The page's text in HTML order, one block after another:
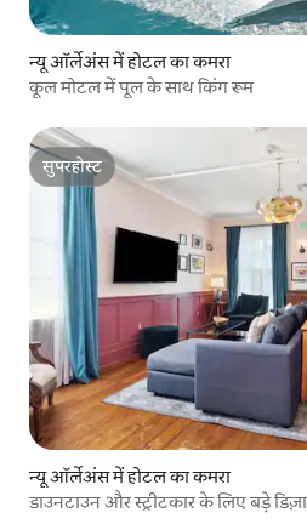
न्यू ऑर्लेअंस में होटल का कमरा
कूल मोटल में पूल के साथ किंग रूम
सुपरहोस्ट
सुपरहोस्ट
न्यू ऑर्लेअंस में होटल का कमरा
डाउनटाउन और स्ट्रीटकार के लिए बड़े